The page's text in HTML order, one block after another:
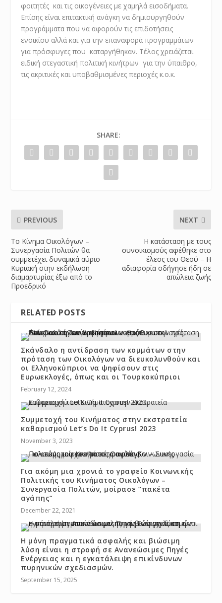
φοιτητές και τις οικογένειες με χαμηλά εισοδήματα.
Επίσης είναι επιτακτική ανάγκη να δημιουργηθούν
προγράμματα που να αφορούν τις επιδοτήσεις
ενοικίου αλλά και για την επαναφορά προγραμμάτων
για πρόσφυγες που καταργήθηκαν. Τέλος χρειάζεται
ειδική στεγαστική πολιτική κινήτρων για την ύπαιθρο,
τις ακριτικές και υποβαθμισμένες περιοχές κ.ο.κ.
SHARE:
PREVIOUS
Το Κίνημα Οικολόγων –
Συνεργασία Πολιτών θα
συμμετέχει δυναμικά αύριο
Κυριακή στην εκδήλωση
διαμαρτυρίας έξω από το
Προεδρικό
NEXT
Η κατάσταση με τους
συνοικισμούς αφέθηκε στο
έλεος του Θεού – Η
αδιαφορία οδήγησε ήδη σε
απώλεια ζωής
RELATED POSTS
Σκάνδαλο η αντίδραση των κομμάτων στην
πρόταση των Οικολόγων να διευκολυνθούν και
οι Ελληνοκύπριοι να ψηφίσουν στις
Ευρωεκλογές, όπως και οι Τουρκοκύπριοι
February 12, 2024
Συμμετοχή του Κινήματος στην εκστρατεία
καθαρισμού Let’s Do It Cyprus! 2023
November 3, 2023
Για ακόμη μια χρονιά το γραφείο Κοινωνικής
Πολιτικής του Κινήματος Οικολόγων –
Συνεργασία Πολιτών, μοίρασε “πακέτα
αγάπης”
December 22, 2021
Η μόνη πραγματικά ασφαλής και βιώσιμη
λύση είναι η στροφή σε Ανανεώσιμες Πηγές
Ενέργειας και η εγκατάλειψη επικίνδυνων
πυρηνικών σχεδιασμών.
September 15, 2025